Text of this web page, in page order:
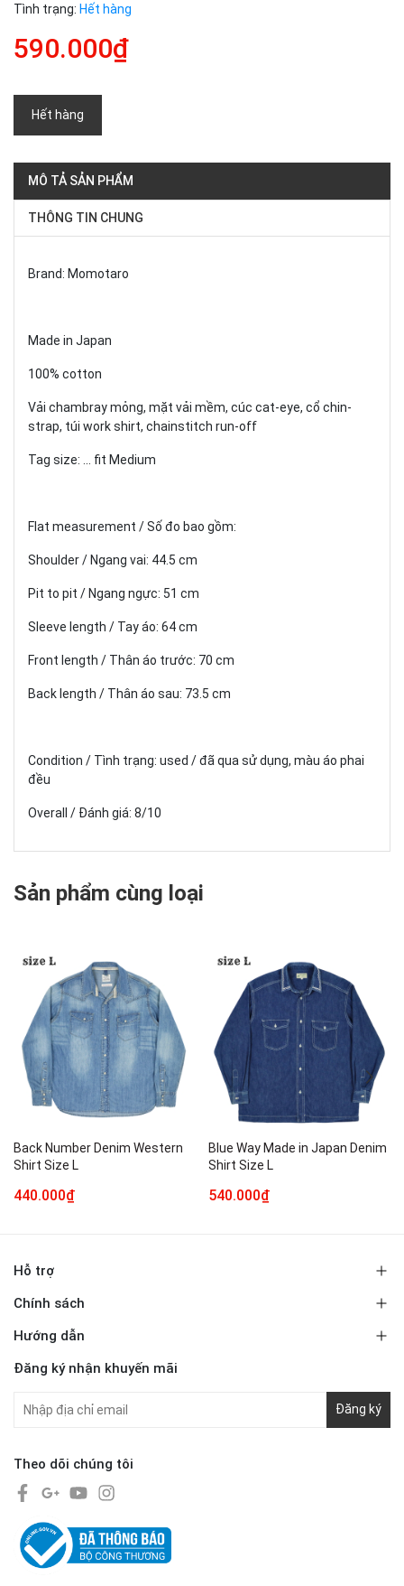
Tình trạng: Hết hàng
590.000₫
Hết hàng
MÔ TẢ SẢN PHẨM
THÔNG TIN CHUNG
Brand: Momotaro
Made in Japan
100% cotton
Vải chambray mỏng, mặt vải mềm, cúc cat-eye, cổ chin-
strap, túi work shirt, chainstitch run-off
Tag size: ... fit Medium
Flat measurement / Số đo bao gồm:
Shoulder / Ngang vai: 44.5 cm
Pit to pit / Ngang ngực: 51 cm
Sleeve length / Tay áo: 64 cm
Front length / Thân áo trước: 70 cm
Back length / Thân áo sau: 73.5 cm
Condition / Tình trạng: used / đã qua sử dụng, màu áo phai
đều
Overall / Đánh giá: 8/10
Sản phẩm cùng loại
Back Number Denim Western
Shirt Size L
440.000₫
Blue Way Made in Japan Denim
Shirt Size L
540.000₫
Hỗ trợ
Chính sách
Hướng dẫn
Đăng ký nhận khuyến mãi
Đăng ký
Theo dõi chúng tôi